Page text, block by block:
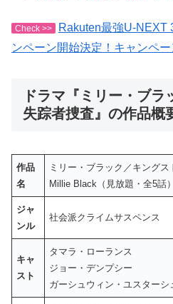
Check >>
Rakuten最強U-NEXT
ンペーン開始決定！キャンペ
ドラマ『ミリー・ブラ
失踪者捜査』の作品概
作品
名
ミリー・ブラック／キング
Millie Black（見放題・全5話）
ジャ
ンル
社会派クライムサスペンス
キャ
スト
タマラ・ローランス
ジョー・デンプシー
ガーシュウィン・ユスターシ